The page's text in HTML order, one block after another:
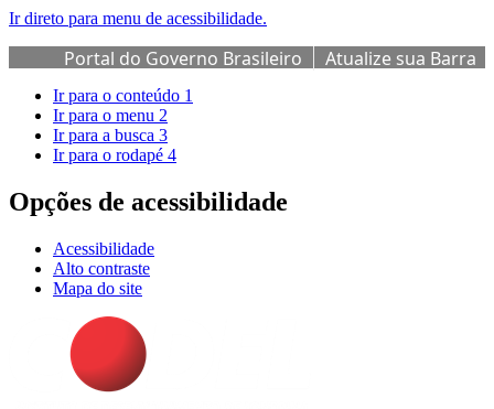
Ir direto para menu de acessibilidade.
Portal do Governo Brasileiro
Atualize sua Barra
de Governo
Ir para o conteúdo 1
Ir para o menu 2
Ir para a busca 3
Ir para o rodapé 4
Opções de acessibilidade
Acessibilidade
Alto contraste
Mapa do site